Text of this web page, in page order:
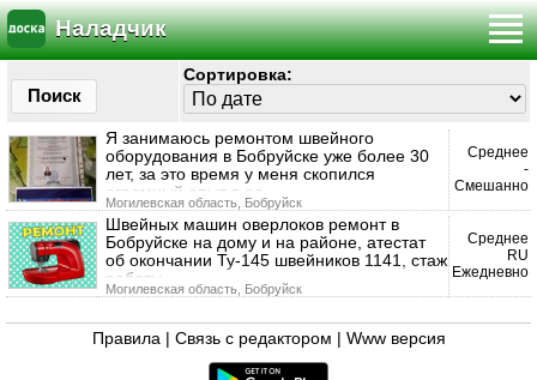
Наладчик
Поиск
Сортировка:
Я занимаюсь ремонтом швейного
оборудования в Бобруйске уже более 30
лет, за это время у меня скопился
огромный опыт в ре
Могилевская область, Бобруйск
Среднее
-
Смешанно
Швейных машин оверлоков ремонт в
Бобруйске на дому и на районе, атестат
об окончании Ту-145 швейников 1141, стаж
работы
Могилевская область, Бобруйск
Среднее
RU
Ежедневно
Правила Связь с редактором Www версия